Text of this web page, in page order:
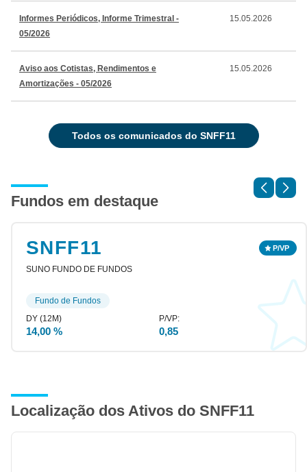
Informes Periódicos, Informe Trimestral -
05/2026
15.05.2026
Aviso aos Cotistas, Rendimentos e
Amortizações - 05/2026
15.05.2026
todos os comunicados do SNFF11
Fundos em destaque
SNFF11
SUNO FUNDO DE FUNDOS
14,00 % 0,85
Fundo de Fundos
Localização dos Ativos do SNFF11